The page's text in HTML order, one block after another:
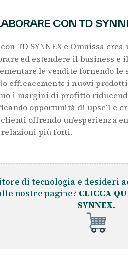
CON TD
TD SYNNEX e Omnissa
ed estendere il business e
le vendite fornendo le
efficacemente i nuovi
i margini di profitto
opportunità di upsell e
offrendo un’esperienza
più forti.
di tecnologia e desideri
nostre pagine? CLICCA
SYNNEX.